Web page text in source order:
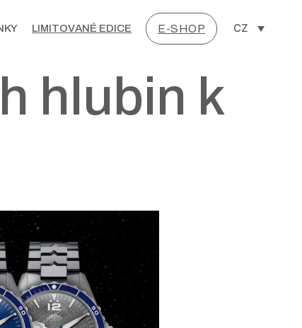
LIMITOVANÉ EDICE E-SHOP CZ
hlubin k